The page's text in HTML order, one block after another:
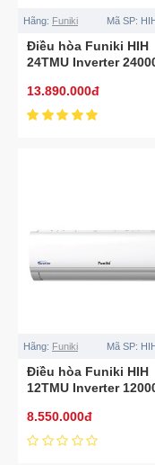
Hãng: Funiki Mã SP:
Điều hòa Funiki HIH
24TMU Inverter
13.890.000đ
Hãng: Funiki Mã SP:
Điều hòa Funiki HIH
12TMU Inverter
8.550.000đ